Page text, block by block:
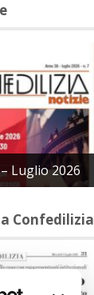
Luglio 2026
Confedilizia